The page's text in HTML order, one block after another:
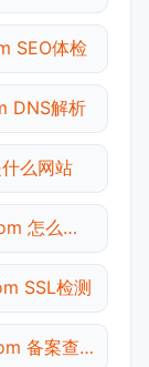
SEO体检
DNS解析
么网站
toutiao.com 怎么进入
SSL检测
huawei.com 备案查询